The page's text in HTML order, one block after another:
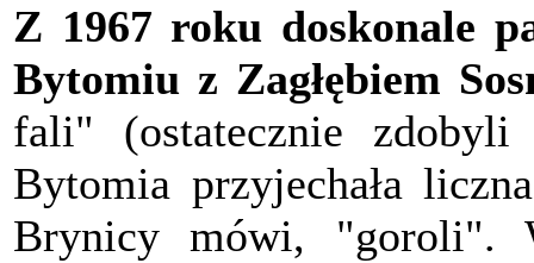
Z 1967 roku doskonale
Bytomiu z Zagłębiem
fali" (ostatecznie
Bytomia przyjechała
Brynicy mówi, "goroli".